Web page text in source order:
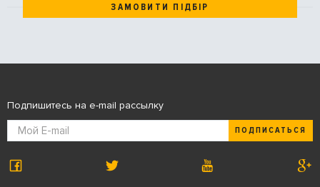
ЗАМОВИТИ ПІДБІР
Подпишитесь на e-mail рассылку
ПОДПИСАТЬСЯ